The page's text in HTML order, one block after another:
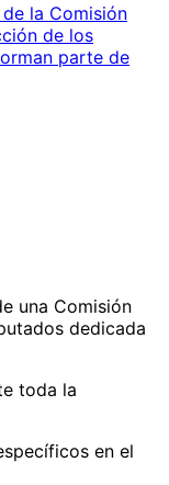
la Comisión
de los
parte de
una Comisión
dedicada
toda la
en el